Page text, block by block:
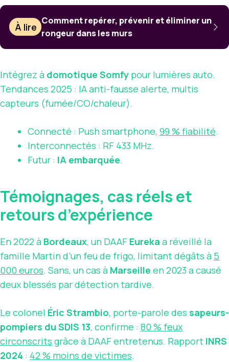
À lire
Comment repérer, prévenir et éliminer un
rongeur dans les murs
Intégrez à domotique Somfy pour lumières auto.
Tendances 2025 : IA anti-fausse alerte, multis
capteurs (fumée/CO/chaleur).
Connecté : Push smartphone, 99 % fiabilité.
Interconnectés : RF 433 MHz.
Futur : IA embarquée.
Témoignages, cas réels et
retours d’expérience
En 2022 à Bordeaux, un DAAF Eureka a réveillé la
famille Martin d’un feu de frigo, limitant dégâts à 5
000 euros. Sans, un cas à Marseille en 2023 a causé
deux blessés par détection tardive.
Le colonel Éric Strambio, porte-parole des sapeurs-
pompiers du SDIS 13, confirme : 80 % feux
circonscrits grâce à DAAF entretenus. Rapport INRS
2024 : 42 % moins de victimes.